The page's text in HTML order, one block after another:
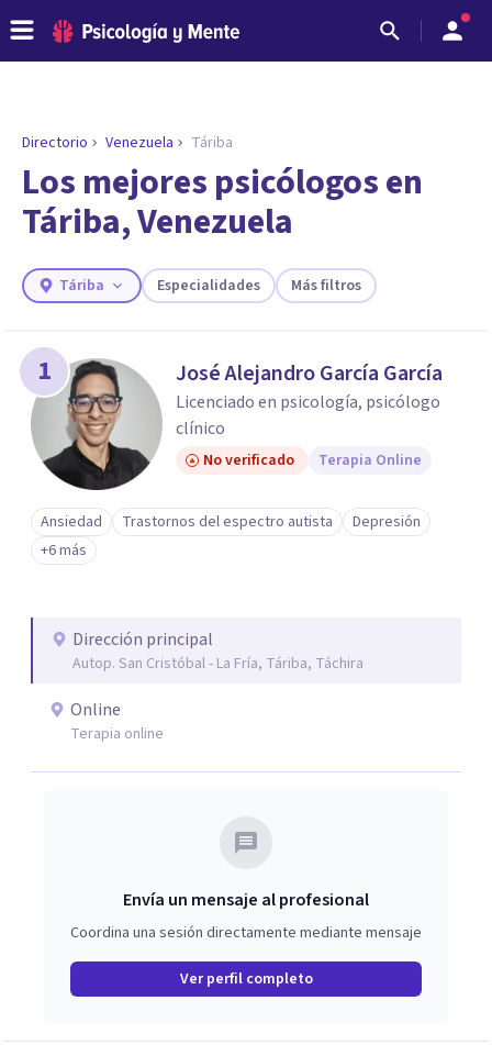
ENCONTRAR MI TERAPEUTA
¿Necesitas ayuda para encontrar el
psicólogo adecuado?
Responde a unas breves preguntas y te ofreceremos
necesidades.
Directorio Venezuela Táriba
Los mejores psicólogos en
Táriba, Venezuela
Táriba Especialidades Más filtros
1 José Alejandro García García
Licenciado en psicología, psicólogo
clínico
No verificado Terapia Online
Ansiedad Trastornos del espectro autista
Depresión
+6 más
Dirección principal
Autop. San Cristóbal - La Fría, Táriba, Táchira
Online
Terapia online
Envía un mensaje al profesional
Coordina una sesión directamente mediante mensaje
Ver perfil completo